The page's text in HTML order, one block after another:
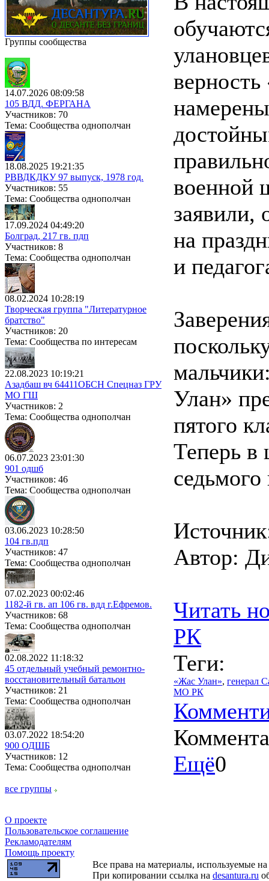
Группы сообщества
14.07.2026 08:09:58
105 ВДД. ФЕРГАНА
Участников: 70
Тема: Сообщества однополчан
18.08.2025 19:21:35
РВВДКДКУ 97 выпуск, 1978 год.
Участников: 55
Тема: Сообщества однополчан
17.09.2024 04:49:20
Болград, 217 гв. пдп
Участников: 8
Тема: Сообщества однополчан
08.02.2024 10:28:19
Творческая группа "Литературное
братство"
Участников: 20
Тема: Сообщества по интересам
22.08.2023 10:19:21
Азадбаш вч 64411ОБСН Спецназ ГРУ
МО ГШ
Участников: 2
Тема: Сообщества однополчан
06.07.2023 23:01:30
901 одшб
Участников: 46
Тема: Сообщества однополчан
03.06.2023 10:28:50
104 гв.пдп
Участников: 47
Тема: Сообщества однополчан
07.02.2023 00:02:46
1182-й гв. ап 106 гв. вдд г.Ефремов.
Участников: 68
Тема: Сообщества однополчан
02.08.2022 11:18:32
45 отдельный учебный ремонтно-
восстановительный батальон
Участников: 21
Тема: Сообщества однополчан
03.07.2022 18:54:20
900 ОДШБ
Участников: 12
Тема: Сообщества однополчан
все группы
О проекте
Пользовательское соглашение
Рекламодателям
Помощь проекту
военной
заявили,
на
и
Улан»
пятого
Теперь в
седьмого
Автор:
Читать
РК
Теги:
«Жас Улан», генерал
МО РК
Ещё0
Все права на материалы, используемые
При копировании ссылка на desantura.ru